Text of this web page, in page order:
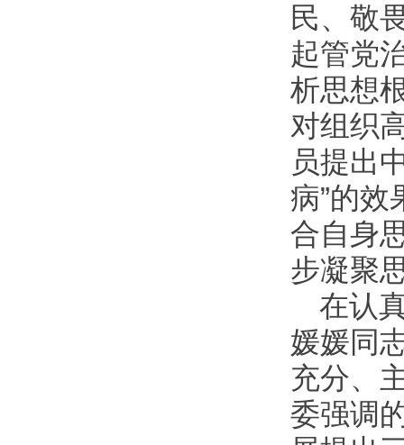
民、敬
起管党
析思想
对组织
员提出
病”的效
合自身
步凝聚
在认
媛媛同
充分、
委强调